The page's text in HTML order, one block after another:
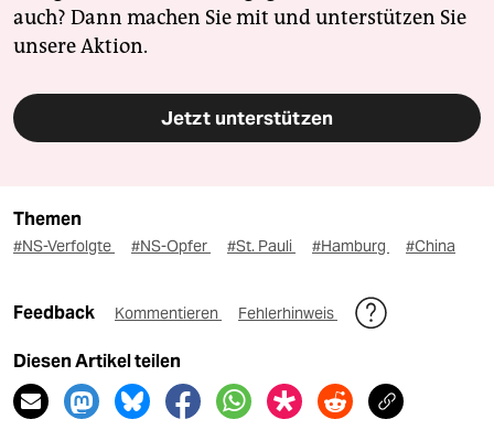
auch? Dann machen Sie mit und unterstützen Sie
unsere Aktion.
Jetzt unterstützen
Themen
#NS-Verfolgte #NS-Opfer #St. Pauli #Hamburg #China
Feedback Kommentieren Fehlerhinweis
Diesen Artikel teilen